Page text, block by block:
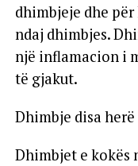
dhimbjeje dhe
ndaj dhimbjes.
një inflamacion i
të gjakut.
Dhimbje disa herë
Dhimbjet e kokës